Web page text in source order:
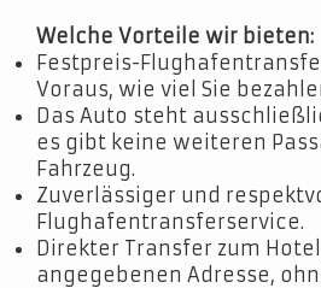
Welche Vorteile wir bieten:
Festpreis-
Voraus, wie viel Sie
Das Auto steht
es gibt keine weiteren
Fahrzeug.
Zuverlässiger und
Flughafentransferservice.
Direkter Transfer zum
angegebenen Adresse,